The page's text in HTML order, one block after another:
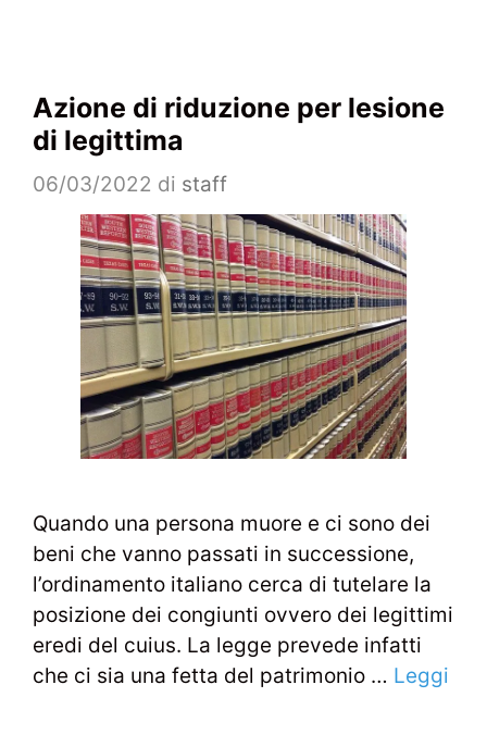
Azione di riduzione per lesione
di legittima
06/03/2022 di staff
Quando una persona muore e ci sono dei
beni che vanno passati in successione,
l’ordinamento italiano cerca di tutelare la
posizione dei congiunti ovvero dei legittimi
eredi del cuius. La legge prevede infatti
che ci sia una fetta del patrimonio … Leggi